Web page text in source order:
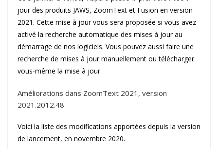
jour des produits JAWS, ZoomText et Fusion en version
2021. Cette mise à jour vous sera proposée si vous avez
activé la recherche automatique des mises à jour au
démarrage de nos logiciels. Vous pouvez aussi faire une
recherche de mises à jour manuellement ou télécharger
vous-même la mise à jour.
Améliorations dans ZoomText 2021, version
2021.2012.48
Voici la liste des modifications apportées depuis la version
de lancement, en novembre 2020.